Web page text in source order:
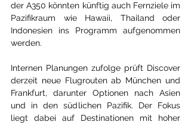
der A350 könnten künftig auch Fernziele im
Pazifikraum wie Hawaii, Thailand oder
Indonesien ins Programm aufgenommen
werden.
Internen Planungen zufolge prüft Discover
derzeit neue Flugrouten ab München und
Frankfurt, darunter Optionen nach Asien
und in den südlichen Pazifik. Der Fokus
liegt dabei auf Destinationen mit hoher